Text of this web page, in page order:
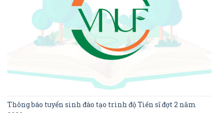
Thông báo tuyển sinh đào tạo trình độ Tiến sĩ đợt 2 năm